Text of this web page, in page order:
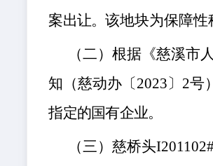
案出让。该地块为保障性
（二）根据《慈溪市
知（慈动办〔2023〕2号
指定的国有企业。
（三）慈桥头